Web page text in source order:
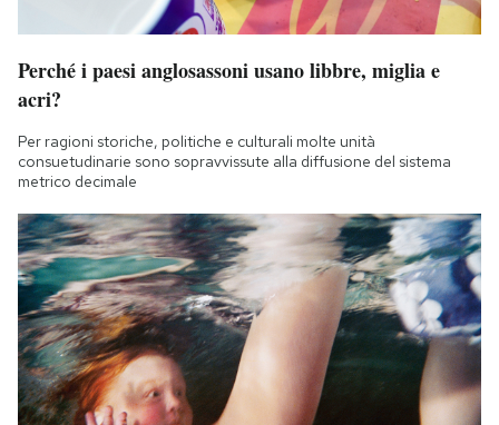
Perché i paesi anglosassoni usano libbre, miglia e
acri?
Per ragioni storiche, politiche e culturali molte unità
consuetudinarie sono sopravvissute alla diffusione del sistema
metrico decimale